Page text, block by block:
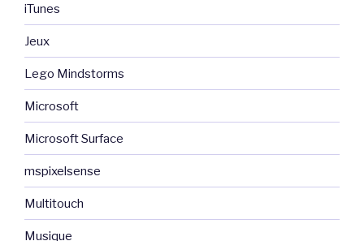
iTunes
Jeux
Lego Mindstorms
Microsoft
Microsoft Surface
mspixelsense
Multitouch
Musique